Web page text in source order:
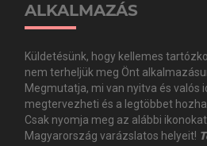
ALKALMAZÁS
Küldetésünk, hogy kellemes
nem terheljük meg Önt
Megmutatja, mi van nyitva és valós
megtervezheti és a legtöbbet
Csak nyomja meg az alábbi
Magyarország varázslatos helyeit!